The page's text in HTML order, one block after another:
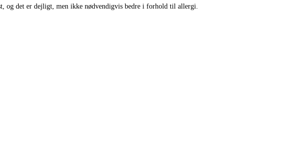
og det er dejligt, men ikke nødvendigvis bedre i forhold til allergi.